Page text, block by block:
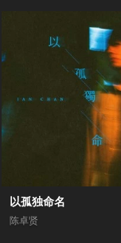
以孤独命名
陈卓贤